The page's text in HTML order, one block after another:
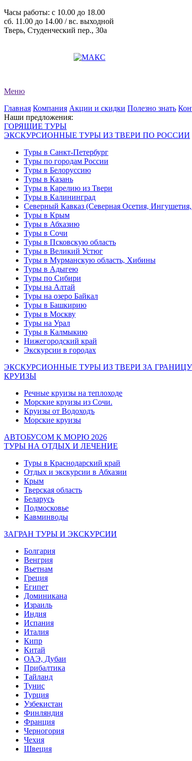
Часы работы: c 10.00 до 18.00
сб. 11.00 до 14.00 / вс. выходной
Тверь, Студенческий пер., 30а
Меню
Главная Компания Акции и скидки Полезно знать
Наши предложения:
ГОРЯЩИЕ ТУРЫ
ЭКСКУРСИОННЫЕ ТУРЫ ИЗ ТВЕРИ ПО РОССИИ
Туры в Санкт-Петербург
Туры по городам России
Туры в Белоруссию
Туры в Казань
Туры в Карелию из Твери
Туры в Калининград
Северный Кавказ (Северная Осетия,
Туры в Крым
Туры в Абхазию
Туры в Сочи
Туры в Псковскую область
Туры в Великий Устюг
Туры в Мурманскую область, Хибины
Туры в Адыгею
Туры по Сибири
Туры на Алтай
Туры на озеро Байкал
Туры в Башкирию
Туры в Москву
Туры на Урал
Туры в Калмыкию
Нижегородский край
Экскурсии в городах
ЭКСКУРСИОННЫЕ ТУРЫ ИЗ ТВЕРИ ЗА ГРАНИЦУ
КРУИЗЫ
Речные круизы на теплоходе
Морские круизы из Сочи.
Круизы от Водоходъ
Морские круизы
АВТОБУСОМ К МОРЮ 2026
ТУРЫ НА ОТДЫХ И ЛЕЧЕНИЕ
Туры в Краснодарский край
Отдых и экскурсии в Абхазии
Крым
Тверская область
Беларусь
Подмосковье
Кавминводы
ЗАГРАН ТУРЫ И ЭКСКУРСИИ
Болгария
Венгрия
Вьетнам
Греция
Египет
Доминикана
Израиль
Индия
Испания
Италия
Кипр
Китай
ОАЭ, Дубаи
Прибалтика
Тайланд
Тунис
Турция
Узбекистан
Финляндия
Франция
Черногория
Чехия
Швеция